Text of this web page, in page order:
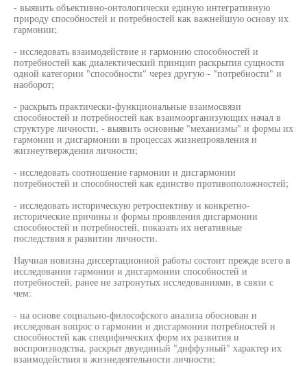
- выявить объективно-онтологически единую интегративную
природу способностей и потребностей как важнейшую основу их
гармонии;
- исследовать взаимодействие и гармонию способностей и
потребностей как диалектический принцип раскрытия сущности
одной категории "способности" через другую - "потребности" и
наоборот;
- раскрыть практически-функциональные взаимосвязи
способностей и потребностей как взаимоорганизующих начал в
структуре личности, - выявить основные "механизмы" и формы их
гармонии и дисгармонии в процессах жизнепроявления и
жизнеутверждения личности;
- исследовать соотношение гармонии и дисгармонии
потребностей и способностей как единство противоположностей;
- исследовать историческую ретроспективу и конкретно-
исторические причины и формы проявления дисгармонии
способностей и потребностей, показать их негативные
последствия в развитии личности.
Научная новизна диссертационной работы состоит прежде всего в
исследовании гармонии и дисгармонии способностей и
потребностей, ранее не затронутых исследованиями, в связи с
чем:
- на основе социально-философского анализа обоснован и
исследован вопрос о гармонии и дисгармонии потребностей и
способностей как специфических форм их развития и
воспроизводства, раскрыт двуединый "диффузный" характер их
взаимодействия в жизнедеятельности личности;